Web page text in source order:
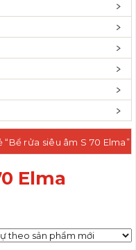
rửa siêu âm S 70 Elma”
Elma